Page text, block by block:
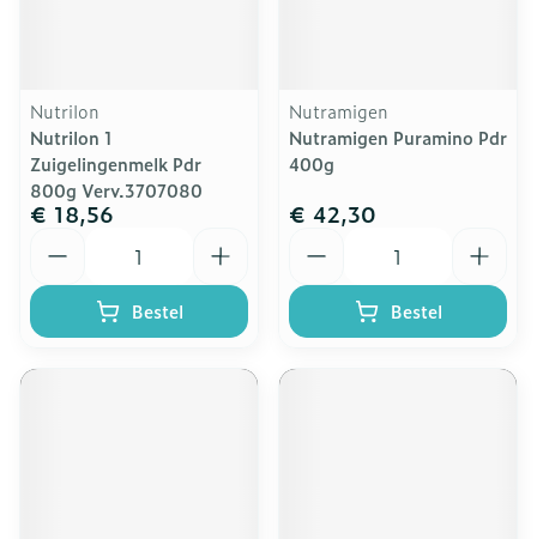
Nutrilon
Nutrilon 1
Zuigelingenmelk Pdr
800g Verv.3707080
€ 18,56
Bestel
Nutramigen
Nutramigen Puramino Pdr
400g
€ 42,30
Bestel